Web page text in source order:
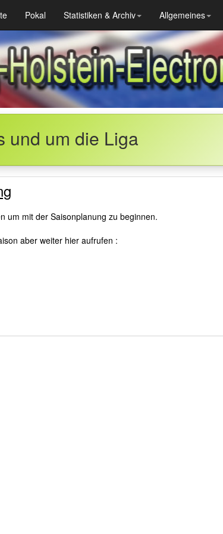
Pokal Statistiken & Archiv Allgemeines
und um die Liga
um mit der Saisonplanung zu beginnen.
aber weiter hier aufrufen :